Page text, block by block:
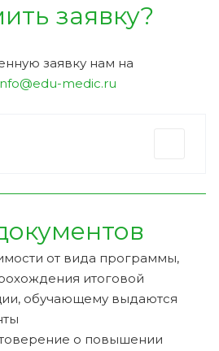
заявку?
заявку нам на
medic.ru
от вида программы,
итоговой
обучающему выдаются
о повышении